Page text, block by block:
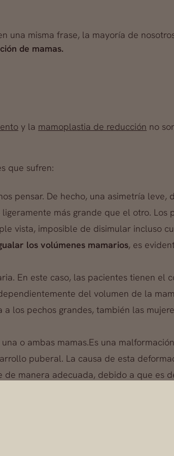
una misma frase, la mayoría de
de mamas.
y la mamoplastia de reducción no
que sufren:
pensar. De hecho, una asimetría leve,
más grande que el otro. Los
vista, imposible de disimular incluso
los volúmenes mamarios, es
En este caso, las pacientes tienen el
del volumen de la
los pechos grandes, también las
o ambas mamas.Es una
puberal. La causa de esta
manera adecuada, debido a que es